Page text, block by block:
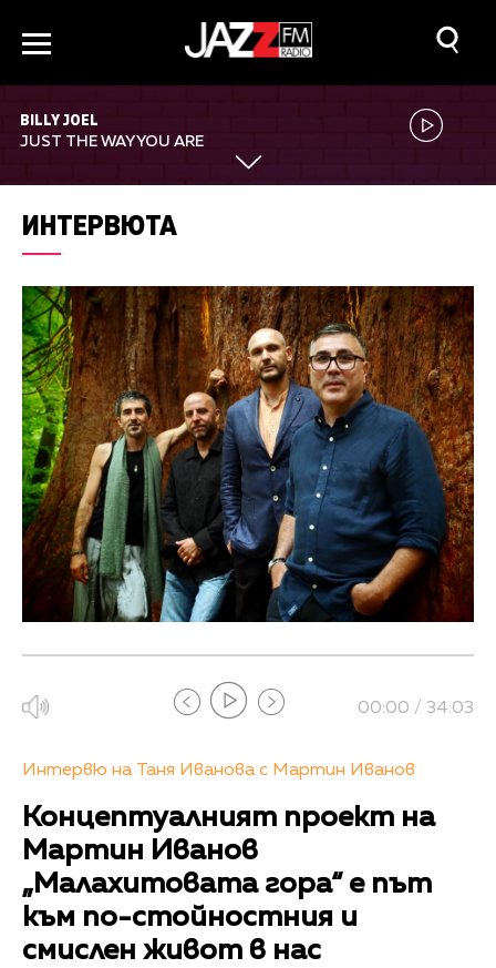
BILLY JOEL
JUST THE WAY YOU ARE
ИНТЕРВЮТА
00:00 / 34:03
Интервю на Таня Иванова с Мартин Иванов
Концептуалният проект на
Мартин Иванов
„Малахитовата гора“ е път
към по-стойностния и
смислен живот в нас